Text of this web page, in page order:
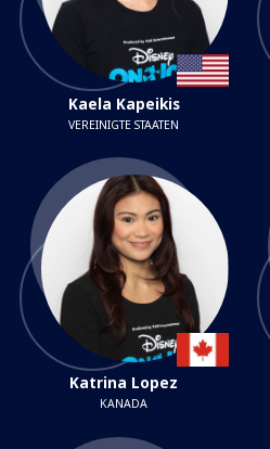
Kaela Kapeikis
VEREINIGTE STAATEN
Katrina Lopez
KANADA